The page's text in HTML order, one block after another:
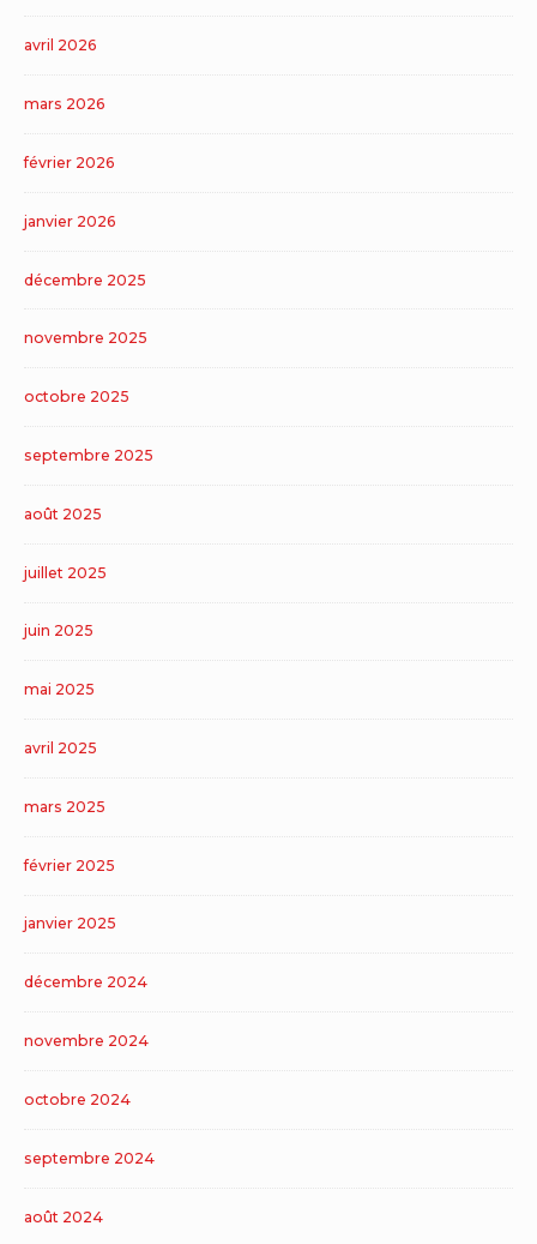
avril 2026
mars 2026
février 2026
janvier 2026
décembre 2025
novembre 2025
octobre 2025
septembre 2025
août 2025
juillet 2025
juin 2025
mai 2025
avril 2025
mars 2025
février 2025
janvier 2025
décembre 2024
novembre 2024
octobre 2024
septembre 2024
août 2024